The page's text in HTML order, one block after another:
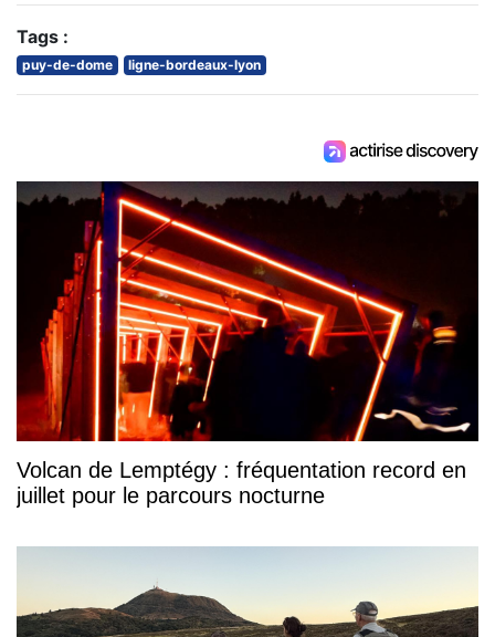
Tags :
puy-de-dome ligne-bordeaux-lyon
Volcan de Lemptégy : fréquentation record en
juillet pour le parcours nocturne